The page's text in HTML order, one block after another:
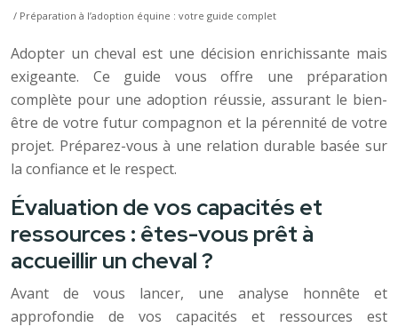
/ Préparation à l’adoption équine : votre guide complet
Adopter un cheval est une décision enrichissante mais
exigeante. Ce guide vous offre une préparation
complète pour une adoption réussie, assurant le bien-
être de votre futur compagnon et la pérennité de votre
projet. Préparez-vous à une relation durable basée sur
la confiance et le respect.
Évaluation de vos capacités et
ressources : êtes-vous prêt à
accueillir un cheval ?
Avant de vous lancer, une analyse honnête et
approfondie de vos capacités et ressources est